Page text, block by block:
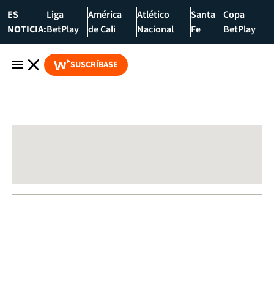
ES
NOTICIA:
Liga
BetPlay
América
de Cali
Atlético
Nacional
Santa
Fe
Copa
BetPlay
SUSCRÍBASE